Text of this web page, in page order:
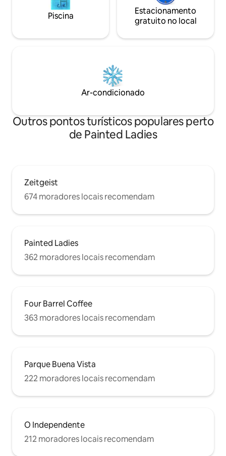
Piscina
Estacionamento
gratuito no local
Ar-condicionado
Outros pontos turísticos populares perto
de Painted Ladies
Zeitgeist
674 moradores locais recomendam
Painted Ladies
362 moradores locais recomendam
Four Barrel Coffee
363 moradores locais recomendam
Parque Buena Vista
222 moradores locais recomendam
O Independente
212 moradores locais recomendam